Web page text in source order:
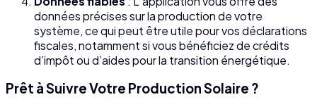
données précises sur la production de votre
système, ce qui peut être utile pour vos déclarations
fiscales, notamment si vous bénéficiez de crédits
d’impôt ou d’aides pour la transition énergétique.
Prêt à Suivre Votre Production Solaire ?